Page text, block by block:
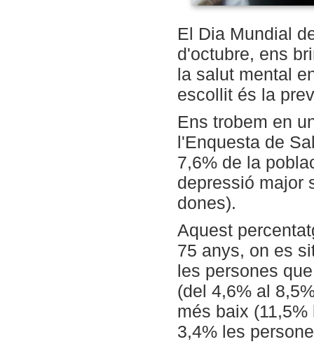
El Dia Mundial
d'octubre, ens
la salut mental
escollit és la
Ens trobem en
l'Enquesta de
7,6% de la
depressió major
dones).
Aquest
75 anys, on es
les persones
(del 4,6% al
més baix
3,4% les